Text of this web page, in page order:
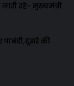
रहे- मुख्यमंत्री
पाबंदी,दूसरे की